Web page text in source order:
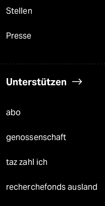
Stellen
Presse
Unterstützen
abo
genossenschaft
taz zahl ich
recherchefonds ausland